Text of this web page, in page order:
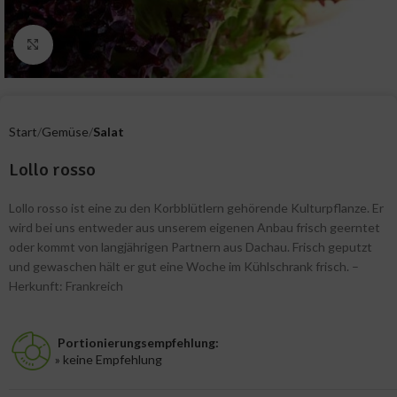
Zum Vergrößern klicken
Start Gemüse Salat
Lollo rosso
Lollo rosso ist eine zu den Korbblütlern gehörende Kulturpflanze. Er
wird bei uns entweder aus unserem eigenen Anbau frisch geerntet
oder kommt von langjährigen Partnern aus Dachau. Frisch geputzt
und gewaschen hält er gut eine Woche im Kühlschrank frisch. –
Herkunft: Frankreich
Portionierungsempfehlung:
» keine Empfehlung